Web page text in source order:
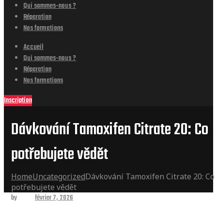
Qui sommes-nous ?
Réparation
Nos formations
Accueil
Qui sommes-nous ?
Réparation
Nos formations
Inscription
Dávkování Tamoxifen Citrate 20: Co
potřebujete vědět
HomeUncategorizedDávkování Tamoxifen Citrate 20: Co
potřebujete vědět
by février 7, 2026